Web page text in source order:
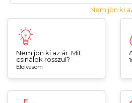
Nem jön ki
Nem jön ki az ár. Mit
csinálok rosszul?
Elolvasom